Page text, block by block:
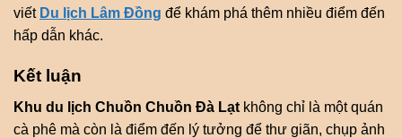
viết Du lịch Lâm Đồng để khám phá thêm nhiều điểm đến
hấp dẫn khác.
Kết luận
Khu du lịch Chuồn Chuồn Đà Lạt không chỉ là một quán
cà phê mà còn là điểm đến lý tưởng để thư giãn, chụp ảnh